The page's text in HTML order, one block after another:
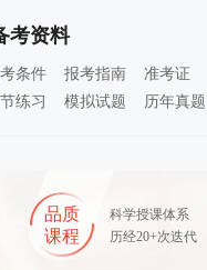
考资料
条件 报考指南 准考证
练习 模拟试题 历年真题
品质
课程
科学授课体系
历经20+次迭代